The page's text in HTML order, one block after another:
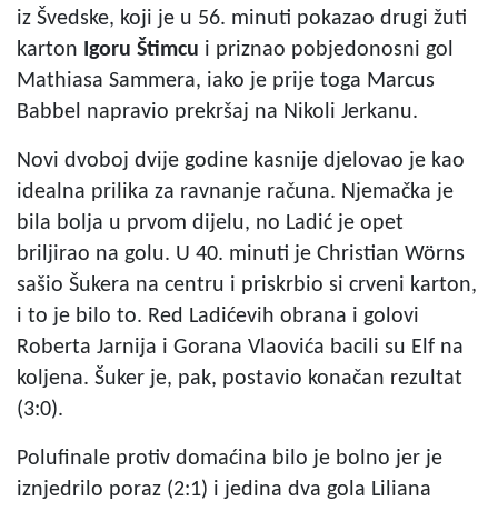
iz Švedske, koji je u 56. minuti pokazao drugi žuti
karton Igoru Štimcu i priznao pobjedonosni gol
Mathiasa Sammera, iako je prije toga Marcus
Babbel napravio prekršaj na Nikoli Jerkanu.
Novi dvoboj dvije godine kasnije djelovao je kao
idealna prilika za ravnanje računa. Njemačka je
bila bolja u prvom dijelu, no Ladić je opet
briljirao na golu. U 40. minuti je Christian Wörns
sašio Šukera na centru i priskrbio si crveni karton,
i to je bilo to. Red Ladićevih obrana i golovi
Roberta Jarnija i Gorana Vlaovića bacili su Elf na
koljena. Šuker je, pak, postavio konačan rezultat
(3:0).
Polufinale protiv domaćina bilo je bolno jer je
iznjedrilo poraz (2:1) i jedina dva gola Liliana